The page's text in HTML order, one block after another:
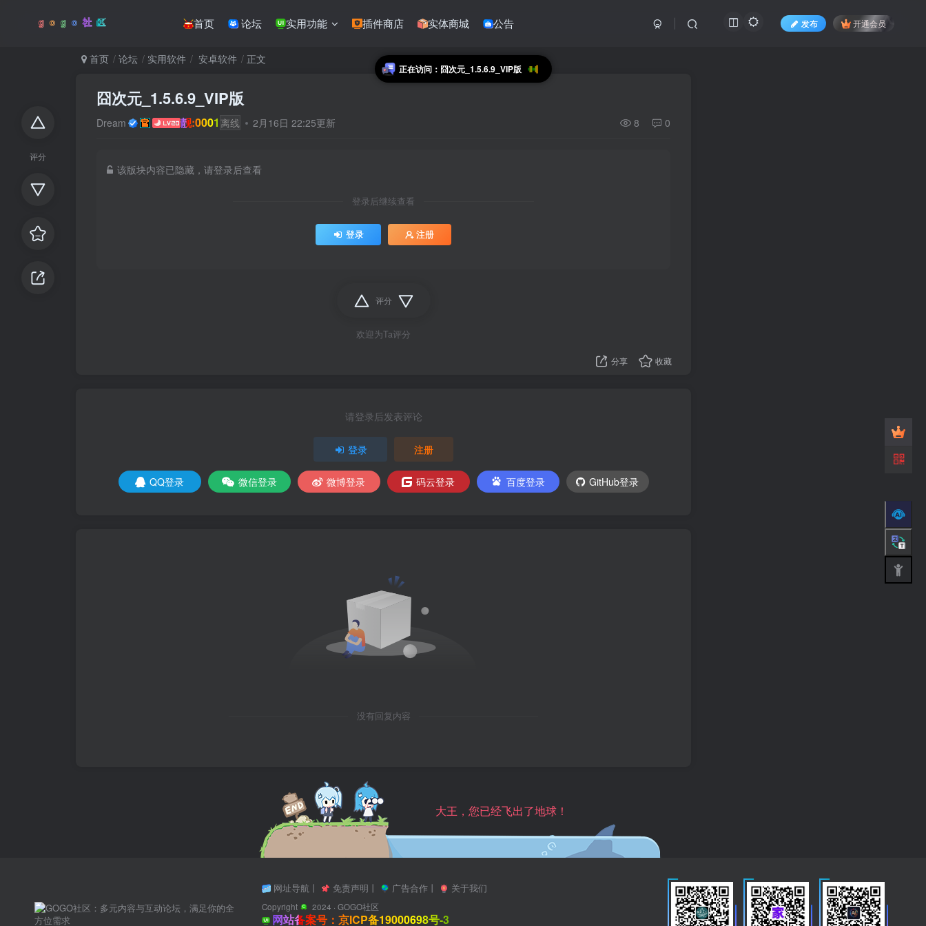
正在访问：囧次元_1.5.6.9_VIP版
首页 论坛 实用功能 插件商店 实体商城 公告 发布 开通会员
评分
首页 论坛 实用软件 安卓软件 正文
囧次元_1.5.6.9_VIP版
Dream 靓:0001 离线 2月16日 22:25更新 8 0
该版块内容已隐藏，请登录后查看
登录后继续查看
登录 注册
评分
欢迎为Ta评分
分享 收藏
请登录后发表评论
登录 注册
QQ登录 微信登录 微博登录 码云登录 百度登录 GitHub登录
没有回复内容
大王，您已经飞出了地球！
网址导航 丨 免责声明 丨 广告合作 丨 关于我们
Copyright 2024 · GOGO社区
网站备案号：京ICP备19000698号-3